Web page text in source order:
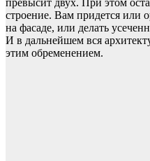
строение. Вам придется или
на фасаде, или делать
И в дальнейшем вся
этим обременением.